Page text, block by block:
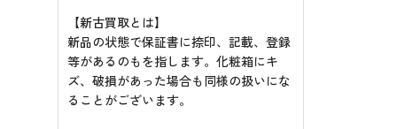
【新古買取とは】
新品の状態で保証書に捺印、記載、登録
等があるのもを指します。化粧箱にキ
ズ、破損があった場合も同様の扱いにな
ることがございます。